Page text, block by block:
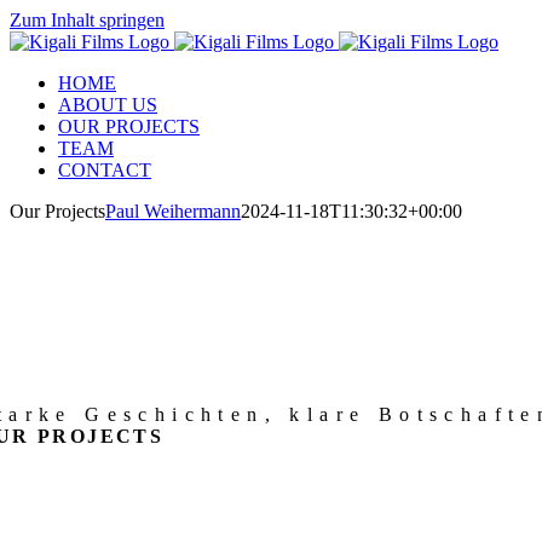
Zum Inhalt springen
HOME
ABOUT US
OUR PROJECTS
TEAM
CONTACT
Our ProjectsPaul Weihermann2024-11-18T11:30:32+00:00
Geschichten, klare
PROJECTS